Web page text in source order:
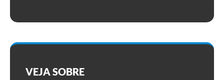
VEJA SOBRE